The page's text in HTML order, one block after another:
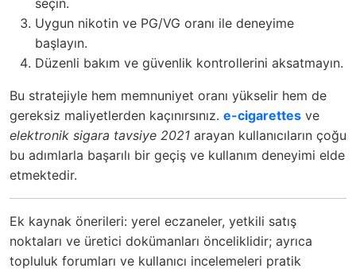
seçin.
Uygun nikotin ve PG/VG oranı ile deneyime
başlayın.
Düzenli bakım ve güvenlik kontrollerini aksatmayın.
Bu stratejiyle hem memnuniyet oranı yükselir hem de
gereksiz maliyetlerden kaçınırsınız. e-cigarettes ve
elektronik sigara tavsiye 2021 arayan kullanıcıların çoğu
bu adımlarla başarılı bir geçiş ve kullanım deneyimi elde
etmektedir.
Ek kaynak önerileri: yerel eczaneler, yetkili satış
noktaları ve üretici dokümanları önceliklidir; ayrıca
topluluk forumları ve kullanıcı incelemeleri pratik